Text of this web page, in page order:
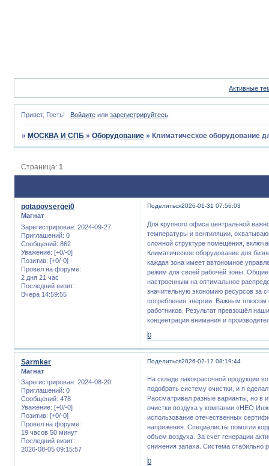
Активные
Привет, Гость! Войдитеили зарегистрируйтесь.
» МОСКВА И СПБ »Оборудование » Климатическое оборудование
Страница:1
Поделиться2026-01-31 07:56:03
potapovsergei0
Магнат
Зарегистрирован: 2024-09-27
Приглашений: 0
Сообщений: 862
Уважение: [+0/-0]
Позитив: [+0/-0]
Провел на форуме:
2 дня 21 час
Последний визит:
Вчера 14:59:55
Для крупного офиса центральной
температуры и вентиляции,
сложной структуре помещения,
Климатическое оборудование для
каждая зона имеет автономное
режим для своей рабочей зоны.
настроенным на оптимальное
значительную экономию ресурсов за
потребления энергии. Важным
работников. Результат превзошёл
концентрация внимания и
0
Поделиться2026-02-12 08:19:44
Sarmker
Магнат
Зарегистрирован: 2024-08-20
Приглашений: 0
Сообщений: 478
Уважение: [+0/-0]
Позитив: [+0/-0]
Провел на форуме:
19 часов 50 минут
Последний визит:
2026-08-05 09:15:57
На складе лакокрасочной продукции
подобрать систему очистки, и я
Рассматривал разные варианты, но в
очистки воздуха у компании «НЕО
использование отечественных
напряжения. Специалисты помогли
объем воздуха. За счет генерации
снижения запаха. Система стабильно
0